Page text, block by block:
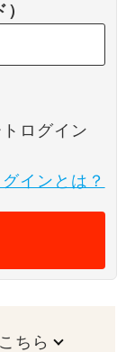
ログイン
インとは？
ちら